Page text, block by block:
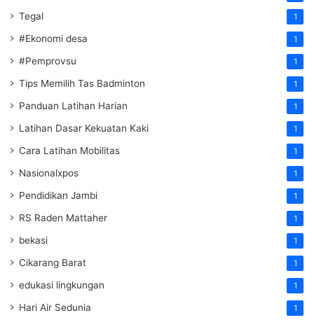
Tegal 1
#Ekonomi desa 1
#Pemprovsu 1
Tips Memilih Tas Badminton 1
Panduan Latihan Harian 1
Latihan Dasar Kekuatan Kaki 1
Cara Latihan Mobilitas 1
Nasionalxpos 1
Pendidikan Jambi 1
RS Raden Mattaher 1
bekasi 1
Cikarang Barat 1
edukasi lingkungan 1
Hari Air Sedunia 1